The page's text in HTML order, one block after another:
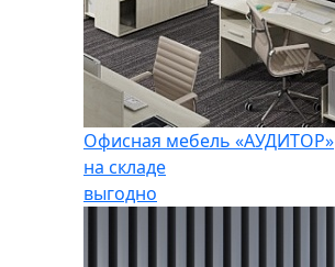
Офисная мебель «АУДИТОР»
на складе
выгодно